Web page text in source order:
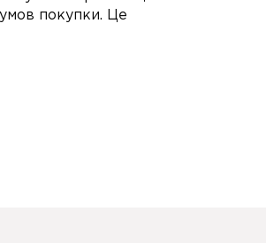
покупки. Це